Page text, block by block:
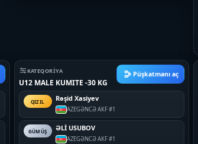
KATEQORIYA
U12 MALE KUMITE -30 KG
Püşkatmanı aç
QIZIL Rəşid Xasiyev
AZEGƏNCƏ AKF #1
GÜMÜŞ ƏLİ USUBOV
AZEGƏNCƏ AKF #1